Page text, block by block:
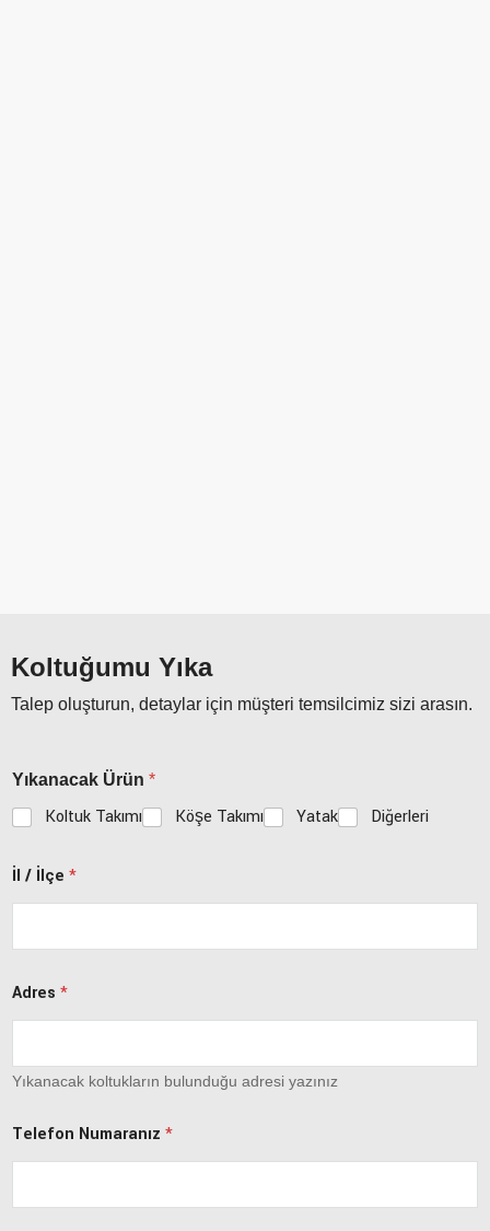
Koltuğumu Yıka
Talep oluşturun, detaylar için müşteri temsilcimiz sizi arasın.
Yıkanacak Ürün *
Koltuk Takımı Köşe Takımı Yatak Diğerleri
İl / İlçe *
Adres *
Yıkanacak koltukların bulunduğu adresi yazınız
Telefon Numaranız *